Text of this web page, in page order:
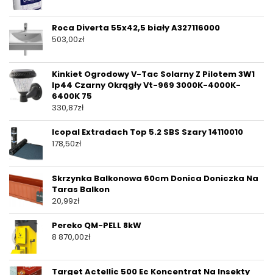
Roca Diverta 55x42,5 biały A327116000
503,00zł
Kinkiet Ogrodowy V-Tac Solarny Z Pilotem 3W1
Ip44 Czarny Okrągły Vt-969 3000K-4000K-
6400K 75
330,87zł
Icopal Extradach Top 5.2 SBS Szary 14110010
178,50zł
Skrzynka Balkonowa 60cm Donica Doniczka Na
Taras Balkon
20,99zł
Pereko QM-PELL 8kW
8 870,00zł
Target Actellic 500 Ec Koncentrat Na Insekty